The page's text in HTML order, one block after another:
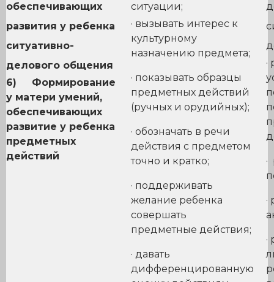
обеспечивающих
развития у ребенка
ситуативно-
делового общения
6) Формирование
у матери умений,
обеспечивающих
развитие у ребенка
предметных
действий
ситуации;
· вызывать интерес к
культурному
назначению предмета;
· показывать образцы
предметных действий
(ручных и орудийных);
· обозначать в речи
действия с предметом
точно и кратко;
· поддерживать
желание ребенка
совершать
предметные действия;
· давать
дифференцированную
·
·